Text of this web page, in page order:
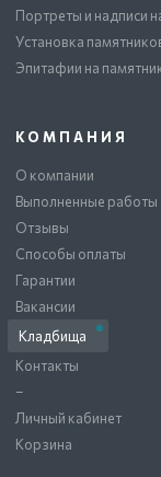
Портреты и надписи
Установка
Эпитафии на
КОМПАНИЯ
О компании
Выполненные работы
Отзывы
Способы оплаты
Гарантии
Вакансии
Кладбища
Контакты
–
Личный кабинет
Корзина